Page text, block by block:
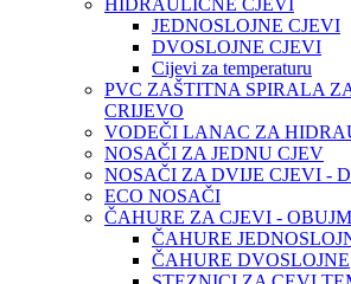
HIDRAULIČNE CJEVI
JEDNOSLOJNE CJEVI
DVOSLOJNE CJEVI
Cijevi za temperaturu
PVC ZAŠTITNA SPIRALA
CRIJEVO
VODEČI LANAC ZA
NOSAČI ZA JEDNU CJEV
NOSAČI ZA DVIJE CJEVI -
ECO NOSAČI
ČAHURE ZA CJEVI -
ČAHURE
ČAHURE DVOSLOJNE